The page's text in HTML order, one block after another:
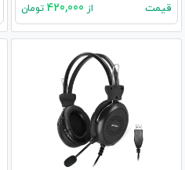
قیمت از تومان